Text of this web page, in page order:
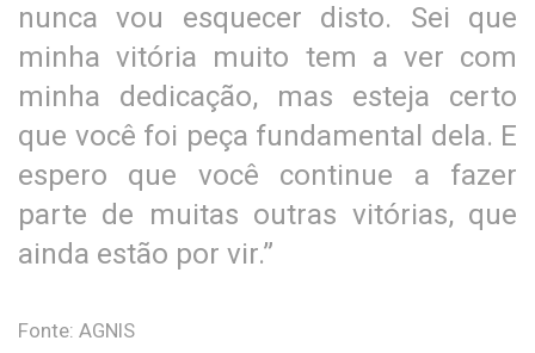
nunca vou esquecer disto. Sei que
minha vitória muito tem a ver com
minha dedicação, mas esteja certo
que você foi peça fundamental dela. E
espero que você continue a fazer
parte de muitas outras vitórias, que
ainda estão por vir.”
Fonte: AGNIS